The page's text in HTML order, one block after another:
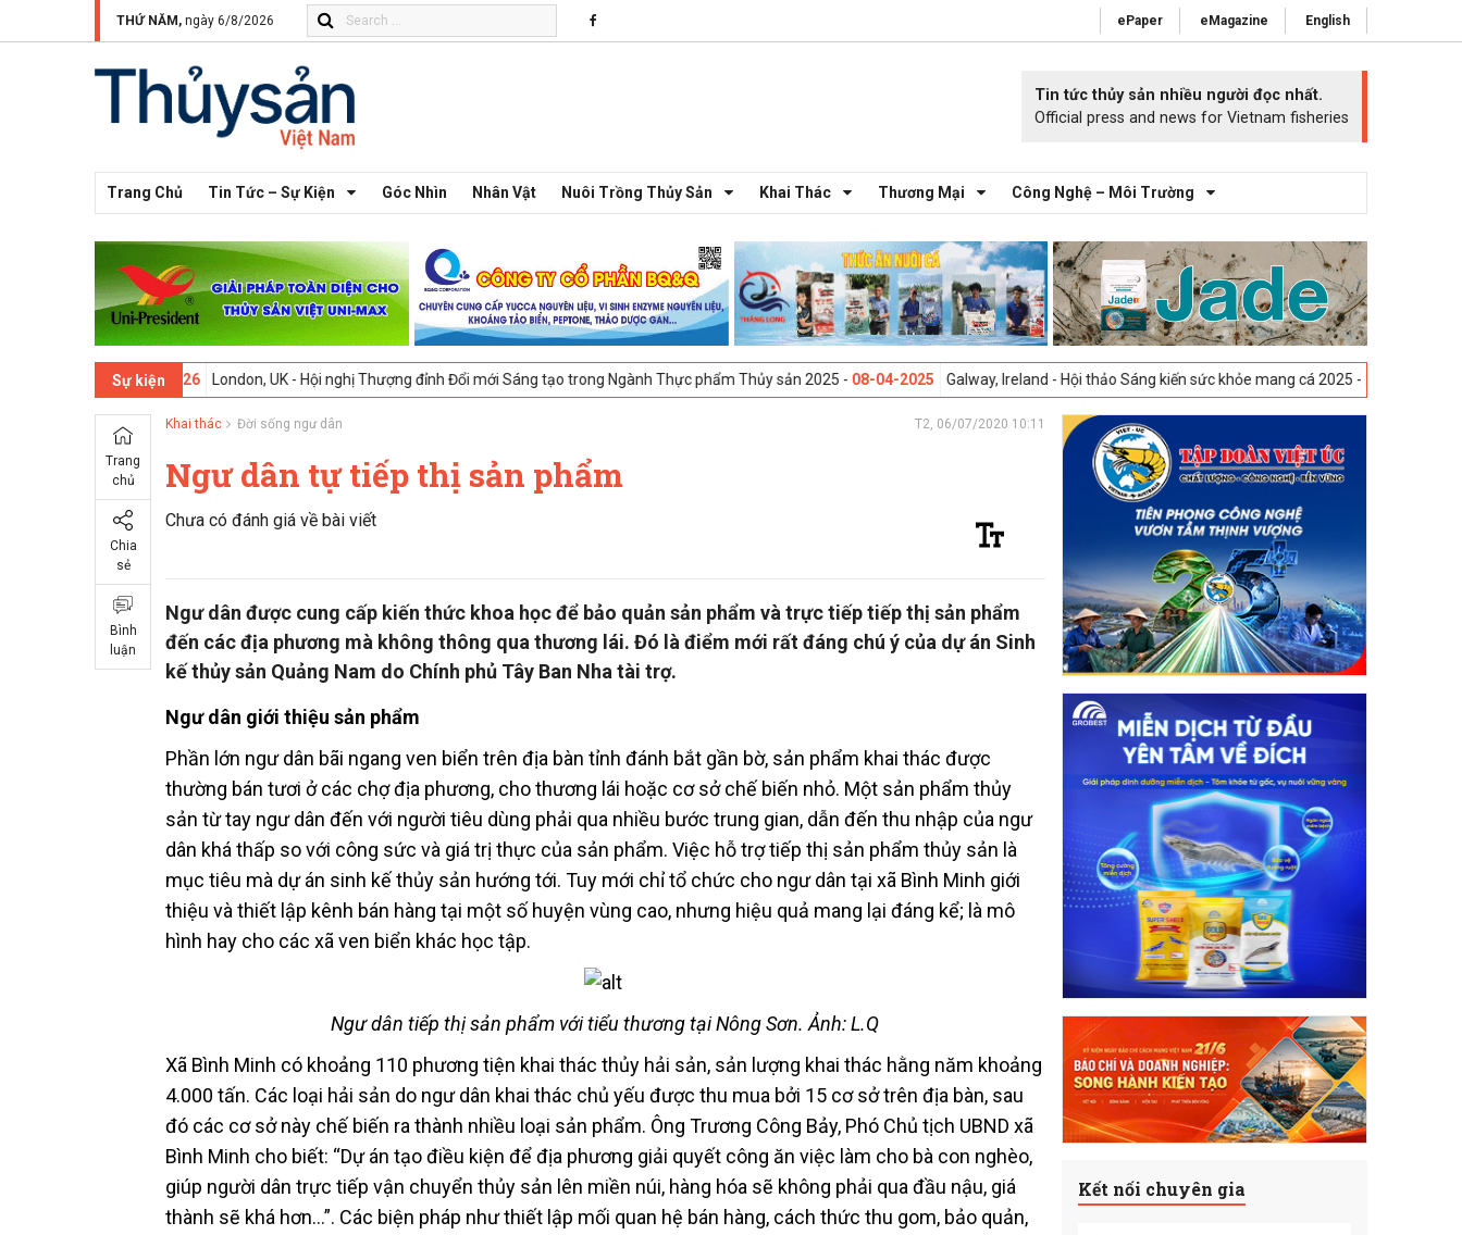
THỨ NĂM, ngày 6/8/2026 ePaper eMagazine English
Tin tức thủy sản nhiều người đọc nhất.
Official press and news for Vietnam fisheries
Trang Chủ Tin Tức – Sự Kiện Góc Nhìn Nhân Vật Nuôi Trồng Thủy Sản Khai Thác Thương Mại Công Nghệ – Môi Trường
Sự kiện
London, UK - Hội nghị Thượng đỉnh Đổi mới Sáng tạo trong Ngành Thực phẩm Thủy sản 2025 -08-04-2025 Galway, Ireland - Hội thảo Sáng kiến sức khỏe mang cá 2025 -23-04-2025 Vigo, Tây Ban Nha -
Trang
chủ
Chia
sẻ
Bình
luận
Khai thác Đời sống ngư dân T2, 06/07/2020 10:11
Ngư dân tự tiếp thị sản phẩm
Chưa có đánh giá về bài viết
Ngư dân được cung cấp kiến thức khoa học để bảo quản sản phẩm và trực tiếp tiếp thị sản phẩm
đến các địa phương mà không thông qua thương lái. Đó là điểm mới rất đáng chú ý của dự án Sinh
kế thủy sản Quảng Nam do Chính phủ Tây Ban Nha tài trợ.
Ngư dân giới thiệu sản phẩm
Phần lớn ngư dân bãi ngang ven biển trên địa bàn tỉnh đánh bắt gần bờ, sản phẩm khai thác được
thường bán tươi ở các chợ địa phương, cho thương lái hoặc cơ sở chế biến nhỏ. Một sản phẩm thủy
sản từ tay ngư dân đến với người tiêu dùng phải qua nhiều bước trung gian, dẫn đến thu nhập của ngư
dân khá thấp so với công sức và giá trị thực của sản phẩm. Việc hỗ trợ tiếp thị sản phẩm thủy sản là
mục tiêu mà dự án sinh kế thủy sản hướng tới. Tuy mới chỉ tổ chức cho ngư dân tại xã Bình Minh giới
thiệu và thiết lập kênh bán hàng tại một số huyện vùng cao, nhưng hiệu quả mang lại đáng kể; là mô
hình hay cho các xã ven biển khác học tập.
Ngư dân tiếp thị sản phẩm với tiểu thương tại Nông Sơn. Ảnh: L.Q
Xã Bình Minh có khoảng 110 phương tiện khai thác thủy hải sản, sản lượng khai thác hằng năm khoảng
4.000 tấn. Các loại hải sản do ngư dân khai thác chủ yếu được thu mua bởi 15 cơ sở trên địa bàn, sau
đó các cơ sở này chế biến ra thành nhiều loại sản phẩm. Ông Trương Công Bảy, Phó Chủ tịch UBND xã
Bình Minh cho biết: “Dự án tạo điều kiện để địa phương giải quyết công ăn việc làm cho bà con nghèo,
giúp người dân trực tiếp vận chuyển thủy sản lên miền núi, hàng hóa sẽ không phải qua đầu nậu, giá
thành sẽ khá hơn…”. Các biện pháp như thiết lập mối quan hệ bán hàng, cách thức thu gom, bảo quản,
Kết nối chuyên gia